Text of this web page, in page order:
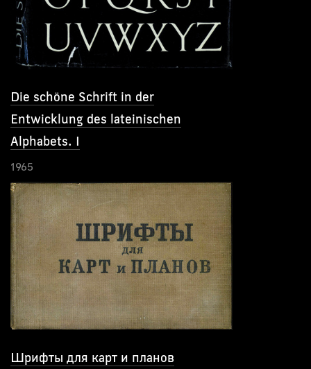
Die schöne Schrift in der
Entwicklung des lateinischen
Alphabets. I
1965
Шрифты для карт и планов